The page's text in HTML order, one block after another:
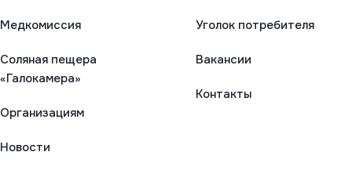
Медкомиссия
Соляная пещера
«Галокамера»
Организациям
Уголок потребителя
Вакансии
Контакты
Новости